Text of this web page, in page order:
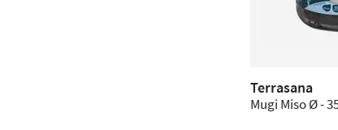
Terrasana
Mugi Miso Ø -